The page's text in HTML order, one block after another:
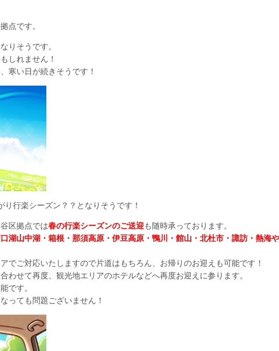
点です。
りそうです。
しれません！
寒い日が続きそうです！
行楽シーズン？？となりそうです！
区拠点では春の行楽シーズンのご送迎 も随時承っております。
湖山中湖・箱根・那須高原・伊豆高原・鴨川・館山・北杜市・諏訪・熱海
でご対応いたしますので片道はもちろん、お帰りのお迎えも可能です！
わせて再度、観光地エリアのホテルなどへ再度お迎えに参ります。
です。
っても問題ございません！